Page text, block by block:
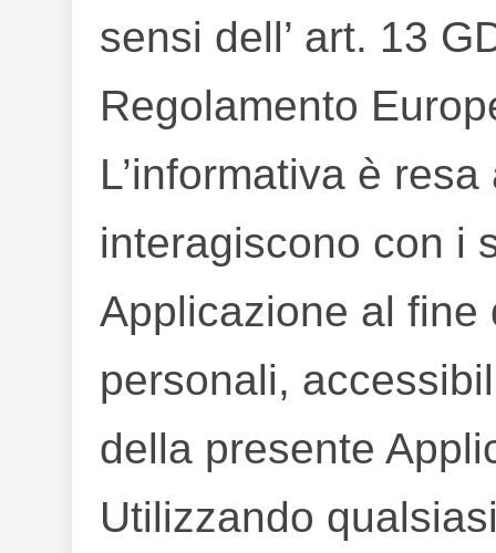
sensi dell’ art. 13
Regolamento
L’informativa è
interagiscono con i
Applicazione al
personali,
della presente
Utilizzando